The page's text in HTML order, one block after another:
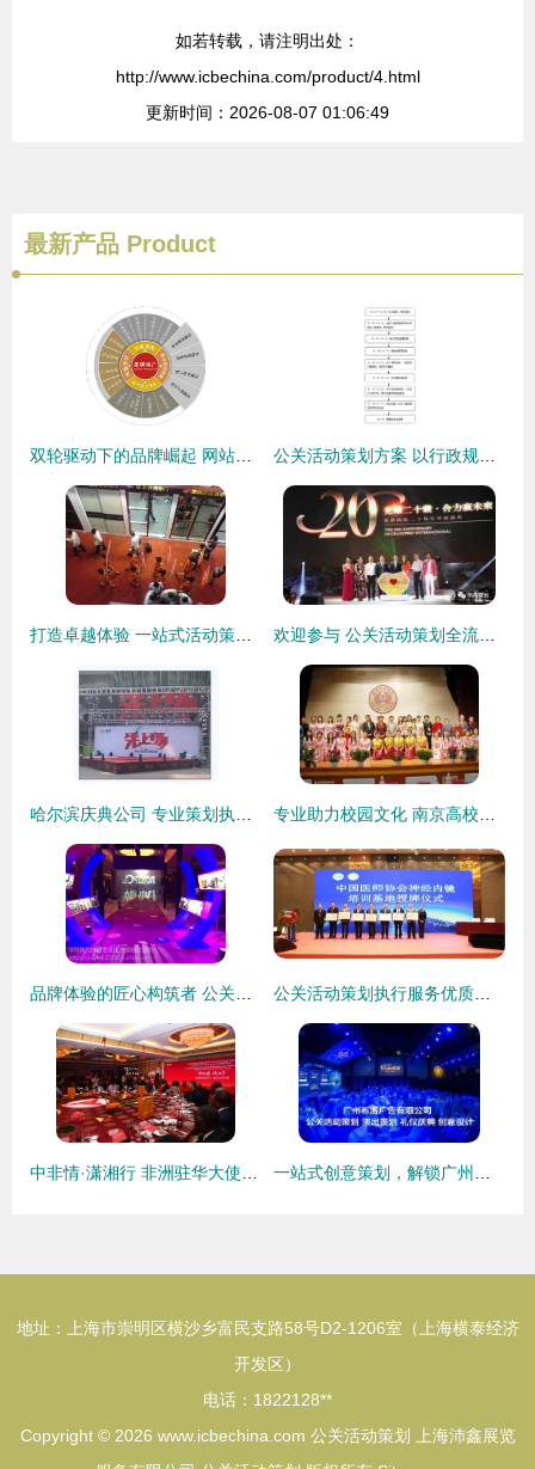
如若转载，请注明出处：
http://www.icbechina.com/product/4.html
更新时间：2026-08-07 01:06:49
最新产品 Product
地址：上海市崇明区横沙乡富民支路58号D2-1206室（上海横泰经济
开发区）
电话：1822128**
Copyright © 2026 www.icbechina.com 公关活动策划
上海沛鑫展览